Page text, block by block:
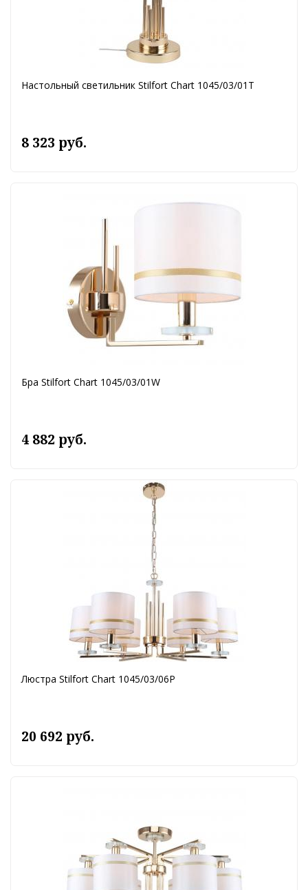
Настольный светильник Stilfort Chart 1045/03/01T
8 323 руб.
Бра Stilfort Chart 1045/03/01W
4 882 руб.
Люстра Stilfort Chart 1045/03/06P
20 692 руб.